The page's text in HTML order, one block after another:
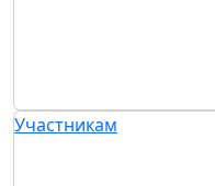
Участникам